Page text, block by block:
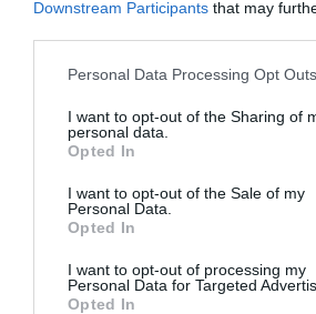
Downstream Participants that may
Personal Data Processing Opt Outs
I want to opt-out of the Sharing of
personal data.
Opted In
I want to opt-out of the Sale of my
Personal Data.
Opted In
I want to opt-out of processing my
Personal Data for Targeted
Opted In
Robert Pattinson κατηφορίζει